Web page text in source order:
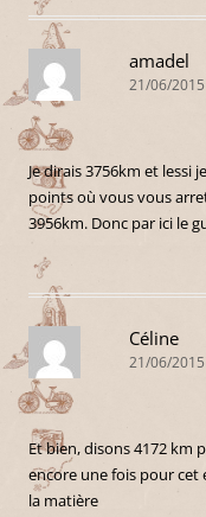
amadel
21/06/
Je dirais 3756km et lessi
points où vous vous
3956km. Donc par ici le
Céline
21/06/
Et bien, disons 4172 km
encore une fois pour cet
la matière